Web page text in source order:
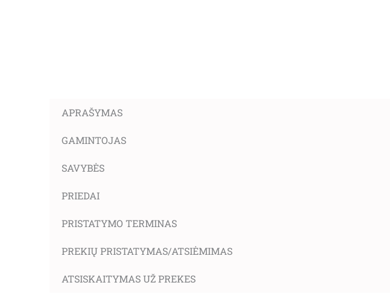
APRAŠYMAS
GAMINTOJAS
SAVYBĖS
PRIEDAI
PRISTATYMO TERMINAS
PREKIŲ PRISTATYMAS/ATSIĖMIMAS
ATSISKAITYMAS UŽ PREKES